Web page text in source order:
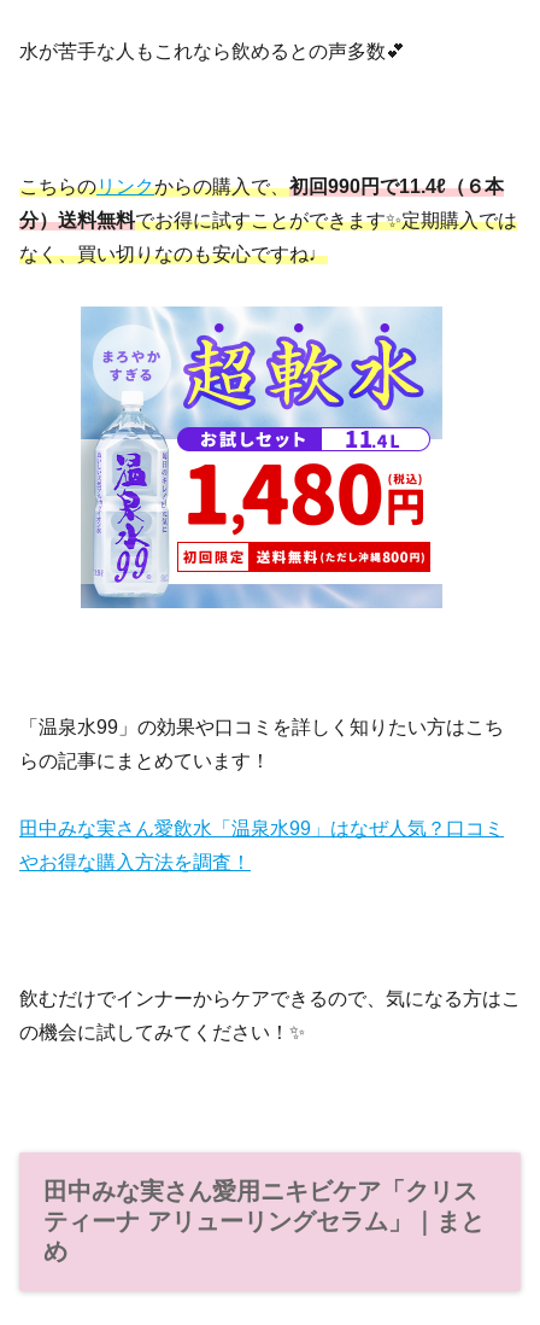
水が苦手な人もこれなら飲めるとの声多数💕
こちらのリンクからの購入で、初回990円で11.4ℓ（６本
分）送料無料でお得に試すことができます✨定期購入では
なく、買い切りなのも安心ですね♩
「温泉水99」の効果や口コミを詳しく知りたい方はこち
らの記事にまとめています！
田中みな実さん愛飲水「温泉水99」はなぜ人気？口コミ
やお得な購入方法を調査！
飲むだけでインナーからケアできるので、気になる方はこ
の機会に試してみてください！✨
田中みな実さん愛用ニキビケア「クリス
ティーナ アリューリングセラム」｜まと
め